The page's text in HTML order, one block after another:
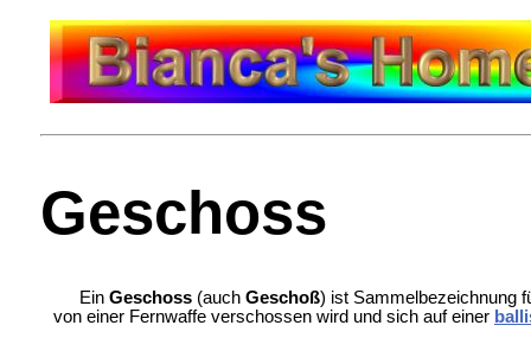
Geschoss
EinGeschoss (auchGeschoß) ist Sammelbezeichnung
von einer Fernwaffe verschossen wird und sich auf einer